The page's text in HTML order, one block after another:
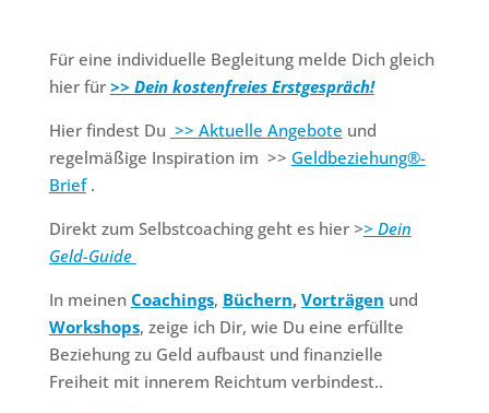
Für eine individuelle Begleitung melde Dich gleich
hier für >> Dein kostenfreies Erstgespräch!
Hier findest Du >> Aktuelle Angebote und
regelmäßige Inspiration im >> Geldbeziehung®-
Brief.
Direkt zum Selbstcoaching geht es hier >> Dein
Geld-Guide
In meinen Coachings, Büchern, Vorträgen und
Workshops, zeige ich Dir, wie Du eine erfüllte
Beziehung zu Geld aufbaust und finanzielle
Freiheit mit innerem Reichtum verbindest..